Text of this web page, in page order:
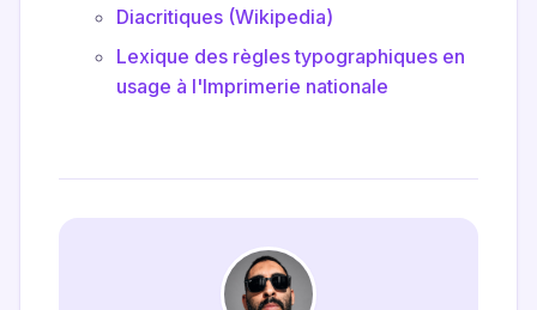
Diacritiques (Wikipedia)
Lexique des règles typographiques en
usage à l'Imprimerie nationale